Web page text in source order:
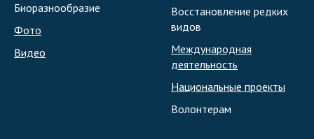
Биоразнообразие
Фото
Видео
Восстановление редких
видов
Международная
деятельность
Национальные проекты
Волонтерам